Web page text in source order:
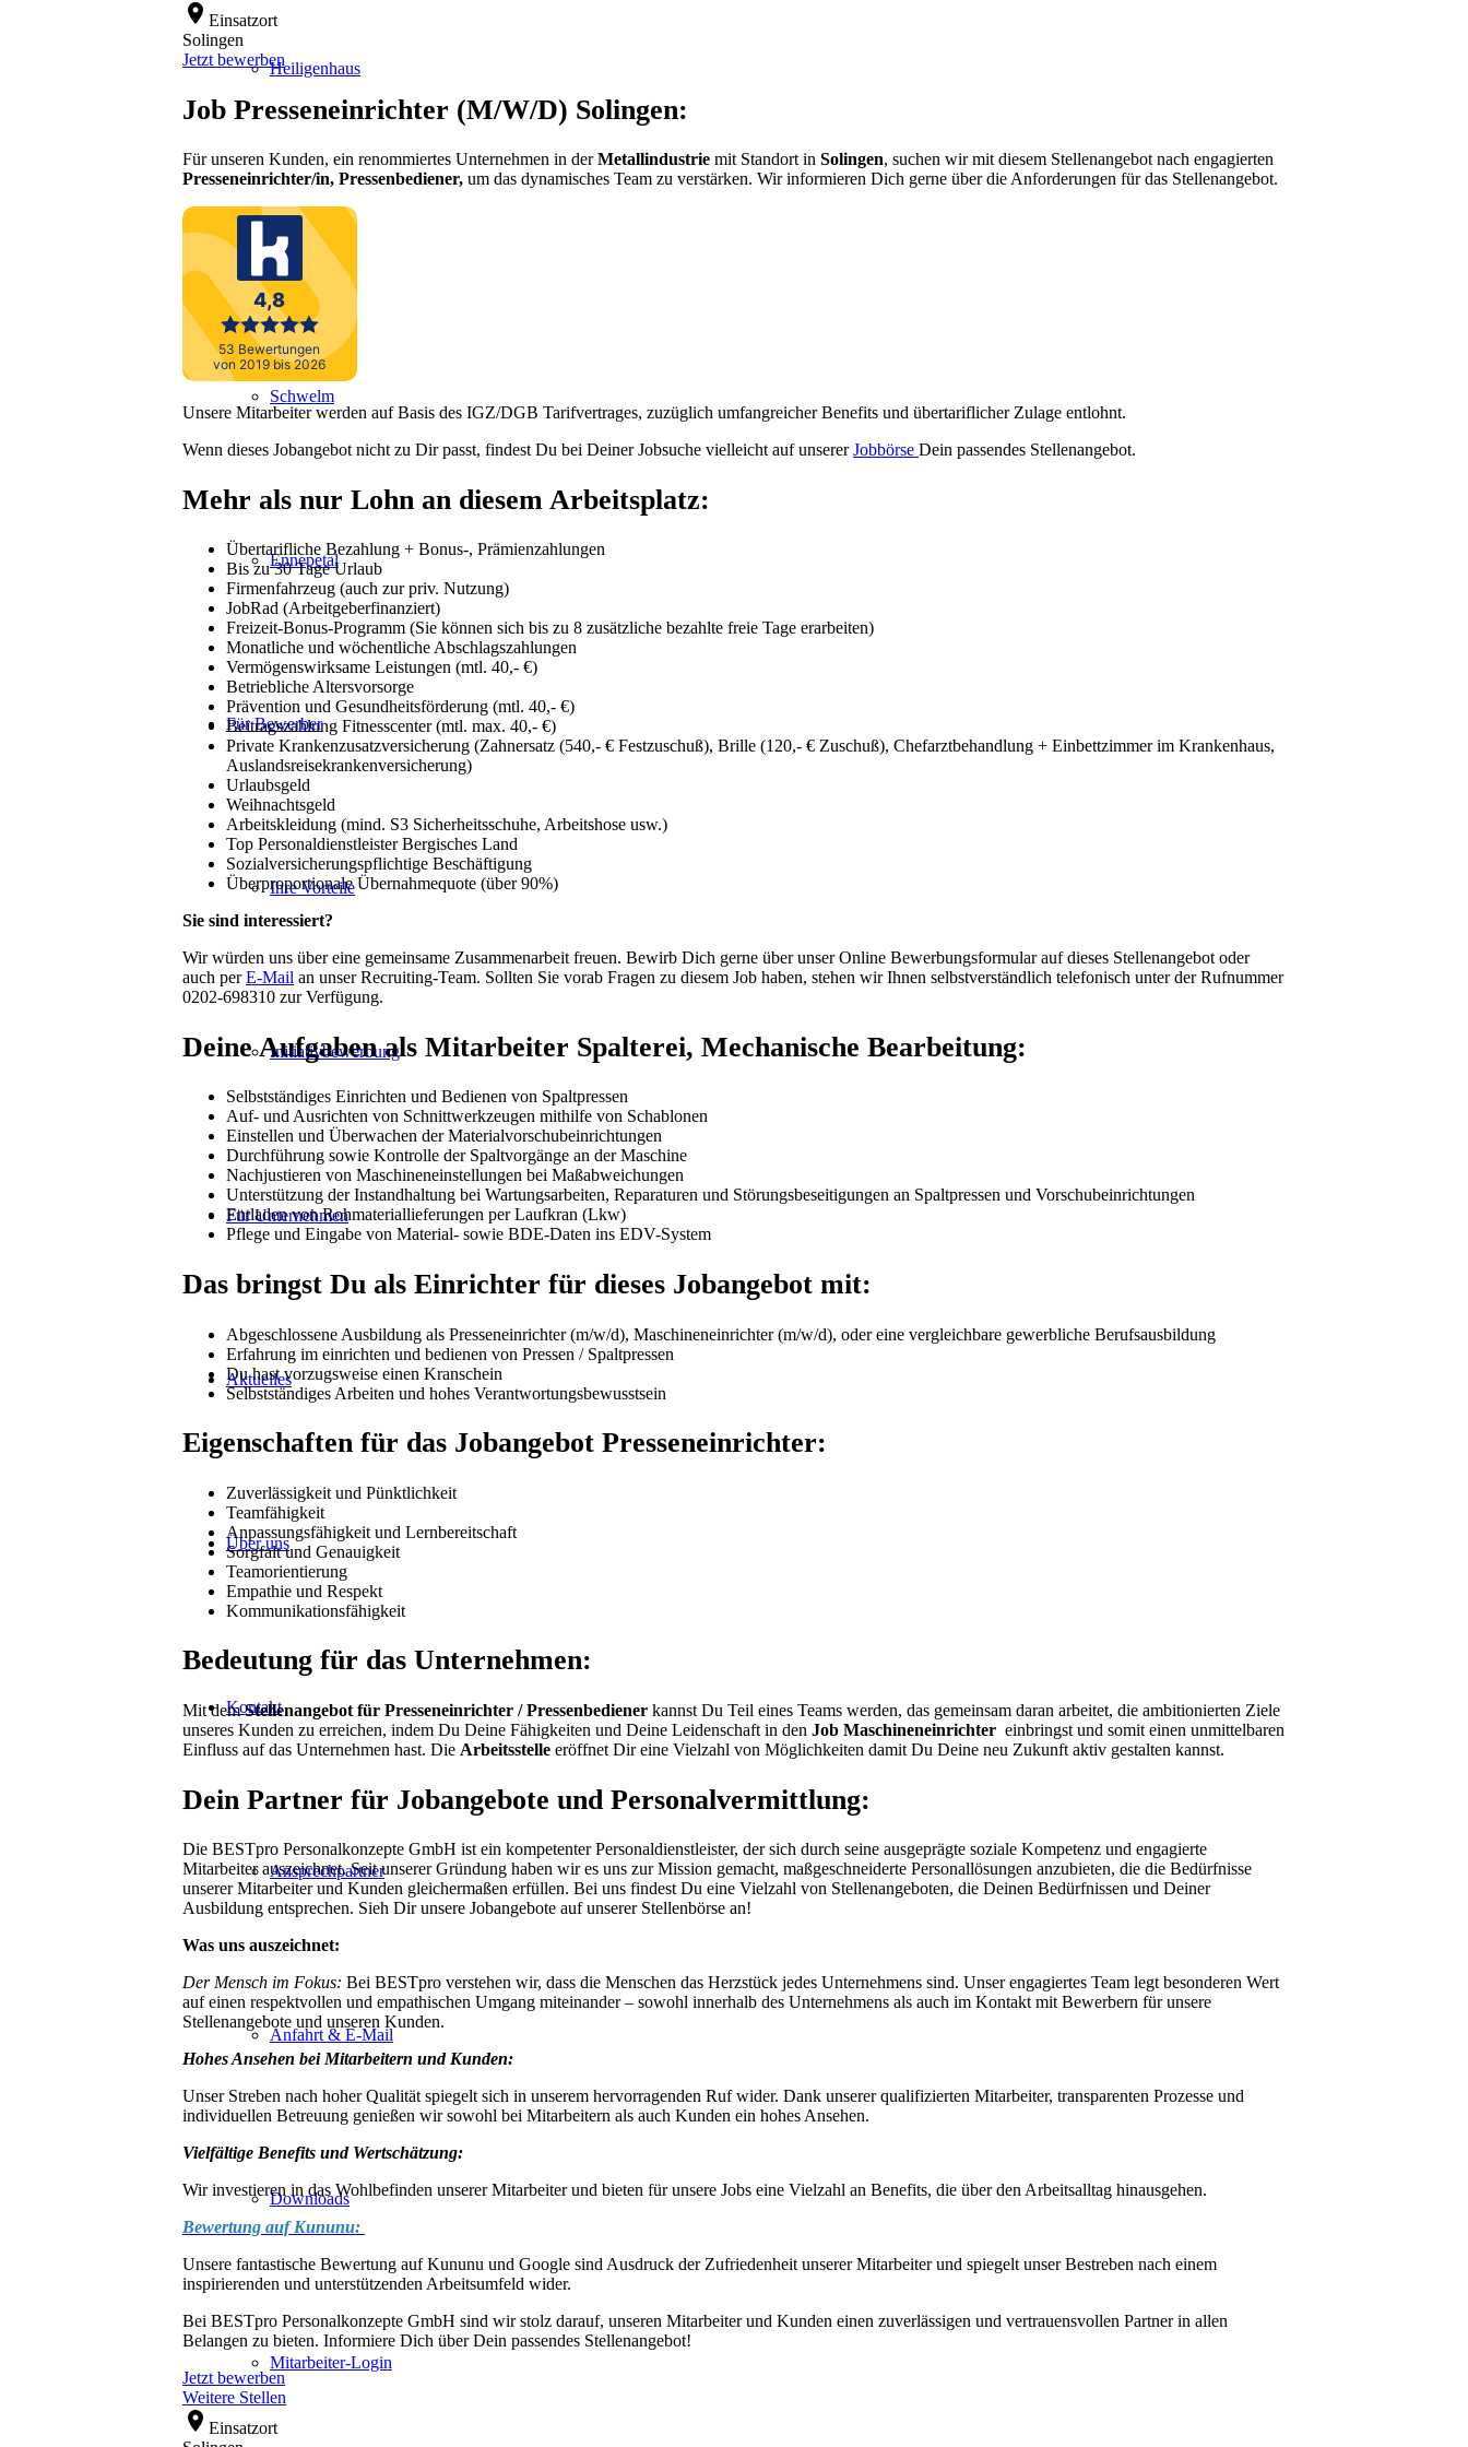
Heiligenhaus
Mettmann
Schwelm
Ennepetal
Für Bewerber
Ihre Vorteile
Initiativbewerbung
Für Unternehmen
Aktuelles
Über uns
Kontakt
Ansprechpartner
Anfahrt & E-Mail
Downloads
Mitarbeiter-Login
location_on Einsatzort
Solingen
Jetzt bewerben
Job Presseneinrichter (M/W/D) Solingen:
Für unseren Kunden, ein renommiertes Unternehmen in derMetallindustrie mit Standort in Solingen, suchen wir mit diesem Stellenangebot nach engagierten
Presseneinrichter/in, Pressenbediener, um das dynamisches Team zu verstärken. Wir informieren Dich gerne über die Anforderungen für das Stellenangebot.
Unsere Mitarbeiter werden auf Basis des IGZ/DGB Tarifvertrages, zuzüglich umfangreicher Benefits und übertariflicher Zulage entlohnt.
Wenn dieses Jobangebot nicht zu Dir passt, findest Du bei Deiner Jobsuche vielleicht auf unsererJobbörse Dein passendes Stellenangebot.
Mehr als nur Lohn an diesem Arbeitsplatz:
Übertarifliche Bezahlung + Bonus-, Prämienzahlungen
Bis zu 30 Tage Urlaub
Firmenfahrzeug (auch zur priv. Nutzung)
JobRad (Arbeitgeberfinanziert)
Freizeit-Bonus-Programm (Sie können sich bis zu 8 zusätzliche bezahlte freie Tage erarbeiten)
Monatliche und wöchentliche Abschlagszahlungen
Vermögenswirksame Leistungen (mtl. 40,- €)
Betriebliche Altersvorsorge
Prävention und Gesundheitsförderung (mtl. 40,- €)
Beitragszahlung Fitnesscenter (mtl. max. 40,- €)
Private Krankenzusatzversicherung (Zahnersatz (540,- € Festzuschuß), Brille (120,- € Zuschuß), Chefarztbehandlung + Einbettzimmer im Krankenhaus,
Auslandsreisekrankenversicherung)
Urlaubsgeld
Weihnachtsgeld
Arbeitskleidung (mind. S3 Sicherheitsschuhe, Arbeitshose usw.)
Top Personaldienstleister Bergisches Land
Sozialversicherungspflichtige Beschäftigung
Überproportionale Übernahmequote (über 90%)
Sie sind interessiert?
Wir würden uns über eine gemeinsame Zusammenarbeit freuen. Bewirb Dich gerne über unser Online Bewerbungsformular auf dieses Stellenangebot oder
auch perE-Mail an unser Recruiting-Team. Sollten Sie vorab Fragen zu diesem Job haben, stehen wir Ihnen selbstverständlich telefonisch unter der Rufnummer
0202-698310 zur Verfügung.
Deine Aufgaben als Mitarbeiter Spalterei, Mechanische Bearbeitung:
Selbstständiges Einrichten und Bedienen von Spaltpressen
Auf- und Ausrichten von Schnittwerkzeugen mithilfe von Schablonen
Einstellen und Überwachen der Materialvorschubeinrichtungen
Durchführung sowie Kontrolle der Spaltvorgänge an der Maschine
Nachjustieren von Maschineneinstellungen bei Maßabweichungen
Unterstützung der Instandhaltung bei Wartungsarbeiten, Reparaturen und Störungsbeseitigungen an Spaltpressen und Vorschubeinrichtungen
Entladen von Rohmateriallieferungen per Laufkran (Lkw)
Pflege und Eingabe von Material- sowie BDE-Daten ins EDV-System
Das bringst Du als Einrichter für dieses Jobangebot mit:
Abgeschlossene Ausbildung als Presseneinrichter (m/w/d), Maschineneinrichter (m/w/d), oder eine vergleichbare gewerbliche Berufsausbildung
Erfahrung im einrichten und bedienen von Pressen / Spaltpressen
Du hast vorzugsweise einen Kranschein
Selbstständiges Arbeiten und hohes Verantwortungsbewusstsein
Eigenschaften für das Jobangebot Presseneinrichter:
Zuverlässigkeit und Pünktlichkeit
Teamfähigkeit
Anpassungsfähigkeit und Lernbereitschaft
Sorgfalt und Genauigkeit
Teamorientierung
Empathie und Respekt
Kommunikationsfähigkeit
Bedeutung für das Unternehmen:
Mit demStellenangebot für Presseneinrichter / Pressenbediener kannst Du Teil eines Teams werden, das gemeinsam daran arbeitet, die ambitionierten Ziele
unseres Kunden zu erreichen, indem Du Deine Fähigkeiten und Deine Leidenschaft in den Job Maschineneinrichter einbringst und somit einen unmittelbaren
Einfluss auf das Unternehmen hast. Die Arbeitsstelle eröffnet Dir eine Vielzahl von Möglichkeiten damit Du Deine neu Zukunft aktiv gestalten kannst.
Dein Partner für Jobangebote und Personalvermittlung:
Die BESTpro Personalkonzepte GmbH ist ein kompetenter Personaldienstleister, der sich durch seine ausgeprägte soziale Kompetenz und engagierte
Mitarbeiter auszeichnet. Seit unserer Gründung haben wir es uns zur Mission gemacht, maßgeschneiderte Personallösungen anzubieten, die die Bedürfnisse
unserer Mitarbeiter und Kunden gleichermaßen erfüllen. Bei uns findest Du eine Vielzahl von Stellenangeboten, die Deinen Bedürfnissen und Deiner
Ausbildung entsprechen. Sieh Dir unsere Jobangebote auf unserer Stellenbörse an!
Was uns auszeichnet:
Der Mensch im Fokus: Bei BESTpro verstehen wir, dass die Menschen das Herzstück jedes Unternehmens sind. Unser engagiertes Team legt besonderen Wert
auf einen respektvollen und empathischen Umgang miteinander – sowohl innerhalb des Unternehmens als auch im Kontakt mit Bewerbern für unsere
Stellenangebote und unseren Kunden.
Hohes Ansehen bei Mitarbeitern und Kunden:
Unser Streben nach hoher Qualität spiegelt sich in unserem hervorragenden Ruf wider. Dank unserer qualifizierten Mitarbeiter, transparenten Prozesse und
individuellen Betreuung genießen wir sowohl bei Mitarbeitern als auch Kunden ein hohes Ansehen.
Vielfältige Benefits und Wertschätzung:
Wir investieren in das Wohlbefinden unserer Mitarbeiter und bieten für unsere Jobs eine Vielzahl an Benefits, die über den Arbeitsalltag hinausgehen.
Bewertung auf Kununu:
Unsere fantastische Bewertung auf Kununu und Google sind Ausdruck der Zufriedenheit unserer Mitarbeiter und spiegelt unser Bestreben nach einem
inspirierenden und unterstützenden Arbeitsumfeld wider.
Bei BESTpro Personalkonzepte GmbH sind wir stolz darauf, unseren Mitarbeiter und Kunden einen zuverlässigen und vertrauensvollen Partner in allen
Belangen zu bieten. Informiere Dich über Dein passendes Stellenangebot!
Jetzt bewerben
Weitere Stellen
location_on Einsatzort